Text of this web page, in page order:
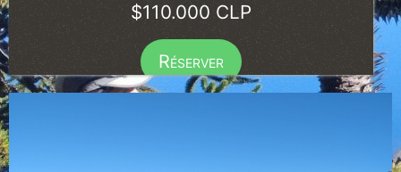
$110.000 CLP
Réserver